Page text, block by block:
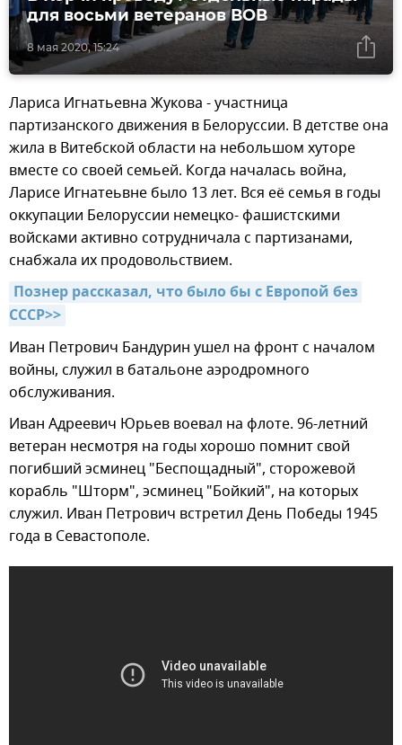
8 мая 2020, 15:24
для восьми ветеранов ВОВ
Лариса Игнатьевна Жукова - участница
партизанского движения в Белоруссии. В детстве она
жила в Витебской области на небольшом хуторе
вместе со своей семьей. Когда началась война,
Ларисе Игнатеьвне было 13 лет. Вся её семья в годы
оккупации Белоруссии немецко- фашистскими
войсками активно сотрудничала с партизанами,
снабжала их продовольствием.
Познер рассказал, что было бы с Европой без
СССР>>
Иван Петрович Бандурин ушел на фронт с началом
войны, служил в батальоне аэродромного
обслуживания.
Иван Адреевич Юрьев воевал на флоте. 96-летний
ветеран несмотря на годы хорошо помнит свой
погибший эсминец "Беспощадный", сторожевой
корабль "Шторм", эсминец "Бойкий", на которых
служил. Иван Петрович встретил День Победы 1945
года в Севастополе.